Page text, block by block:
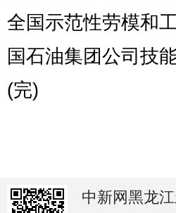
全国示范性劳模和
国石油集团公司技
(完)
中新网黑龙